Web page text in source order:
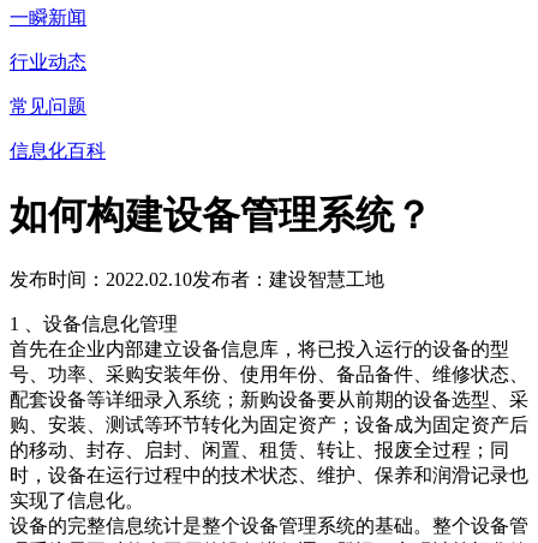
一瞬新闻
行业动态
常见问题
信息化百科
如何构建设备管理系统？
发布时间：2022.02.10发布者：建设智慧工地
1 、设备信息化管理
首先在企业内部建立设备信息库，将已投入运行的设备的型
号、功率、采购安装年份、使用年份、备品备件、维修状态、
配套设备等详细录入系统；新购设备要从前期的设备选型、采
购、安装、测试等环节转化为固定资产；设备成为固定资产后
的移动、封存、启封、闲置、租赁、转让、报废全过程；同
时，设备在运行过程中的技术状态、维护、保养和润滑记录也
实现了信息化。
设备的完整信息统计是整个设备管理系统的基础。整个设备管